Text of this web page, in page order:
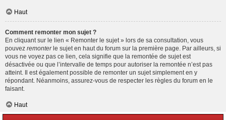
Haut
Comment remonter mon sujet ?
En cliquant sur le lien « Remonter le sujet » lors de sa consultation, vous
pouvez remonterle sujet en haut du forum sur la première page. Par ailleurs, si
vous ne voyez pas ce lien, cela signifie que la remontée de sujet est
désactivée ou que l’intervalle de temps pour autoriser la remontée n’est pas
atteint. Il est également possible de remonter un sujet simplement en y
répondant. Néanmoins, assurez-vous de respecter les règles du forum en le
faisant.
Haut